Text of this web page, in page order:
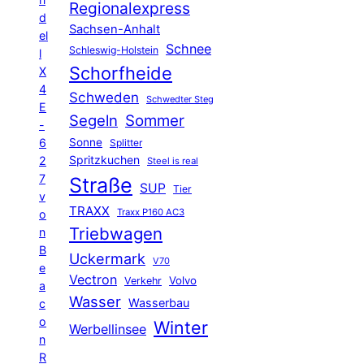
d
el
l
X
4
E
-
6
2
7
v
o
n
B
e
a
c
o
n
R
Regionalexpress
Sachsen-Anhalt
Schleswig-Holstein Schnee
Schorfheide
Schweden Schwedter Steg
Segeln Sommer
Sonne Splitter
Spritzkuchen Steel is real
Straße SUP Tier
TRAXX Traxx P160 AC3
Triebwagen
Uckermark V70
Vectron Verkehr Volvo
Wasser Wasserbau
Werbellinsee Winter